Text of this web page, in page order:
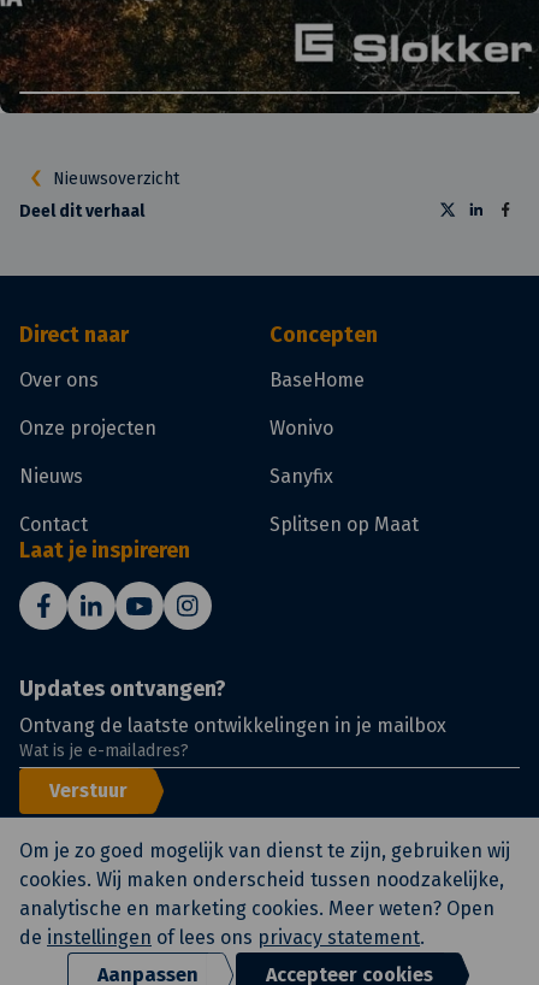
Nieuwsoverzicht
Deel dit verhaal
Direct naar
Over ons
Onze projecten
Nieuws
Contact
Concepten
BaseHome
Wonivo
Sanyfix
Splitsen op Maat
Laat je inspireren
Updates ontvangen?
Ontvang de laatste ontwikkelingen in je mailbox
Verstuur
© KlokGroep Certificeringen
Voorwaarden
Privacy statement en
Om je zo goed mogelijk van dienst te zijn, gebruiken wij
cookies. Wij maken onderscheid tussen noodzakelijke,
analytische en marketing cookies. Meer weten? Open
de instellingen of lees ons privacy statement.
Aanpassen
Accepteer cookies